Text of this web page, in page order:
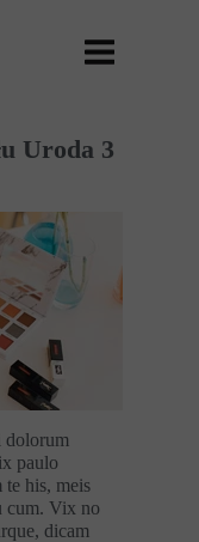
Uroda 3
dolorum
paulo
te his, meis
cum. Vix no
dicam